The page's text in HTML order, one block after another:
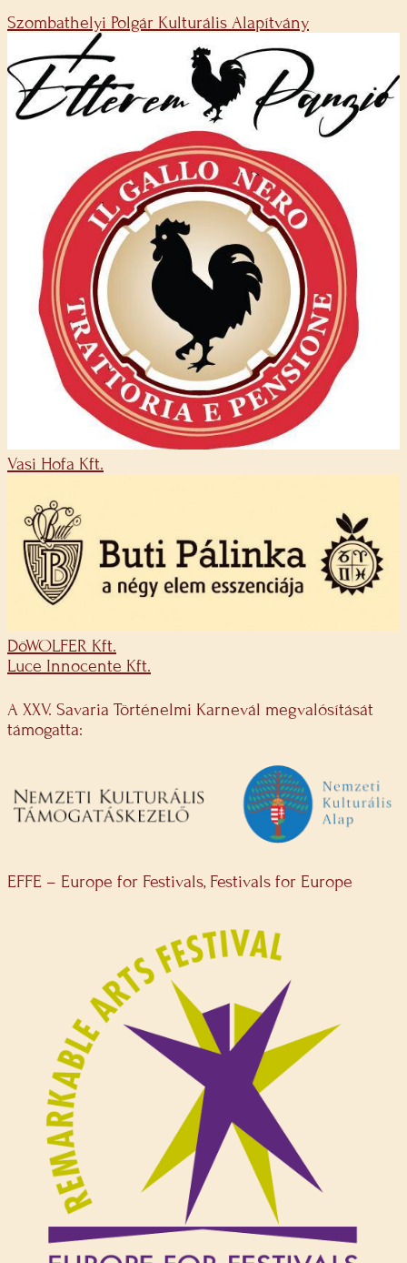
Szombathelyi Polgár Kulturális Alapítvány
Vasi Hofa Kft.
DöWOLFER Kft.
Luce Innocente Kft.
A XXV. Savaria Történelmi Karnevál megvalósítását
támogatta:
EFFE – Europe for Festivals, Festivals for Europe